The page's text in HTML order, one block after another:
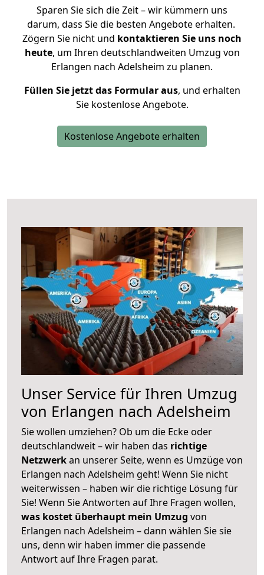
Sparen Sie sich die Zeit – wir kümmern uns
darum, dass Sie die besten Angebote erhalten.
Zögern Sie nicht und kontaktieren Sie uns noch
heute, um Ihren deutschlandweiten Umzug von
Erlangen nach Adelsheim zu planen.
Füllen Sie jetzt das Formular aus, und erhalten
Sie kostenlose Angebote.
Kostenlose Angebote erhalten
Unser Service für Ihren Umzug
von Erlangen nach Adelsheim
Sie wollen umziehen? Ob um die Ecke oder
deutschlandweit – wir haben das richtige
Netzwerkan unserer Seite, wenn es Umzüge von
Erlangen nach Adelsheim geht! Wenn Sie nicht
weiterwissen – haben wir die richtige Lösung für
Sie! Wenn Sie Antworten auf Ihre Fragen wollen,
was kostet überhaupt mein Umzug von
Erlangen nach Adelsheim – dann wählen Sie sie
uns, denn wir haben immer die passende
Antwort auf Ihre Fragen parat.